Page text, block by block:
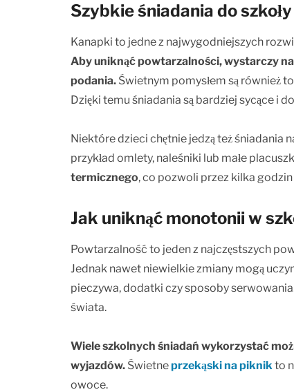
Szybkie śniadania do
Kanapki to jedne z najwygodniejszych
Aby uniknąć powtarzalności, wystarczy
podania. Świetnym pomysłem są również
Dzięki temu śniadania są bardziej sycące i
Niektóre dzieci chętnie jedzą też śniadania
przykład omlety, naleśniki lub małe
termicznego, co pozwoli przez kilka
Jak uniknąć monotonii w
Powtarzalność to jeden z najczęstszych
Jednak nawet niewielkie zmiany mogą
pieczywa, dodatki czy sposoby
świata.
Wiele szkolnych śniadań wykorzystać
wyjazdów. Świetneprzekąski na piknikto
owoce.